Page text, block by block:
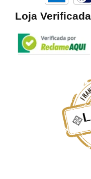
Loja Verificada